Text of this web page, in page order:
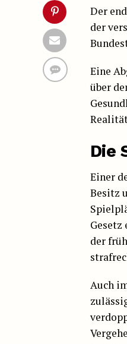
Der
der
Eine
über
Die
Einer
Besitz
Gesetz
der
Auch